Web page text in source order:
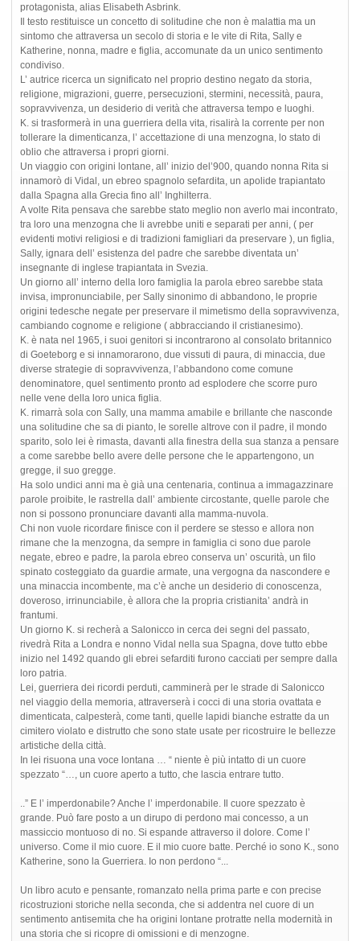
protagonista, alias Elisabeth Asbrink.
Il testo restituisce un concetto di solitudine che non è malattia ma un
sintomo che attraversa un secolo di storia e le vite di Rita, Sally e
Katherine, nonna, madre e figlia, accomunate da un unico sentimento
condiviso.
L’ autrice ricerca un significato nel proprio destino negato da storia,
religione, migrazioni, guerre, persecuzioni, stermini, necessità, paura,
sopravvivenza, un desiderio di verità che attraversa tempo e luoghi.
K. si trasformerà in una guerriera della vita, risalirà la corrente per non
tollerare la dimenticanza, l’ accettazione di una menzogna, lo stato di
oblio che attraversa i propri giorni.
Un viaggio con origini lontane, all’ inizio del’900, quando nonna Rita si
innamorò di Vidal, un ebreo spagnolo sefardita, un apolide trapiantato
dalla Spagna alla Grecia fino all’ Inghilterra.
A volte Rita pensava che sarebbe stato meglio non averlo mai incontrato,
tra loro una menzogna che li avrebbe uniti e separati per anni, ( per
evidenti motivi religiosi e di tradizioni famigliari da preservare ), un figlia,
Sally, ignara dell’ esistenza del padre che sarebbe diventata un’
insegnante di inglese trapiantata in Svezia.
Un giorno all’ interno della loro famiglia la parola ebreo sarebbe stata
invisa, impronunciabile, per Sally sinonimo di abbandono, le proprie
origini tedesche negate per preservare il mimetismo della sopravvivenza,
cambiando cognome e religione ( abbracciando il cristianesimo).
K. è nata nel 1965, i suoi genitori si incontrarono al consolato britannico
di Goeteborg e si innamorarono, due vissuti di paura, di minaccia, due
diverse strategie di sopravvivenza, l’abbandono come comune
denominatore, quel sentimento pronto ad esplodere che scorre puro
nelle vene della loro unica figlia.
K. rimarrà sola con Sally, una mamma amabile e brillante che nasconde
una solitudine che sa di pianto, le sorelle altrove con il padre, il mondo
sparito, solo lei è rimasta, davanti alla finestra della sua stanza a pensare
a come sarebbe bello avere delle persone che le appartengono, un
gregge, il suo gregge.
Ha solo undici anni ma è già una centenaria, continua a immagazzinare
parole proibite, le rastrella dall’ ambiente circostante, quelle parole che
non si possono pronunciare davanti alla mamma-nuvola.
Chi non vuole ricordare finisce con il perdere se stesso e allora non
rimane che la menzogna, da sempre in famiglia ci sono due parole
negate, ebreo e padre, la parola ebreo conserva un’ oscurità, un filo
spinato costeggiato da guardie armate, una vergogna da nascondere e
una minaccia incombente, ma c’è anche un desiderio di conoscenza,
doveroso, irrinunciabile, è allora che la propria cristianita’ andrà in
frantumi.
Un giorno K. si recherà a Salonicco in cerca dei segni del passato,
rivedrà Rita a Londra e nonno Vidal nella sua Spagna, dove tutto ebbe
inizio nel 1492 quando gli ebrei sefarditi furono cacciati per sempre dalla
loro patria.
Lei, guerriera dei ricordi perduti, camminerà per le strade di Salonicco
nel viaggio della memoria, attraverserà i cocci di una storia ovattata e
dimenticata, calpesterà, come tanti, quelle lapidi bianche estratte da un
cimitero violato e distrutto che sono state usate per ricostruire le bellezze
artistiche della città.
In lei risuona una voce lontana … “ niente è più intatto di un cuore
spezzato “…, un cuore aperto a tutto, che lascia entrare tutto.
..” E l’ imperdonabile? Anche l’ imperdonabile. Il cuore spezzato è
grande. Può fare posto a un dirupo di perdono mai concesso, a un
massiccio montuoso di no. Si espande attraverso il dolore. Come l’
universo. Come il mio cuore. E il mio cuore batte. Perché io sono K., sono
Katherine, sono la Guerriera. Io non perdono “...
Un libro acuto e pensante, romanzato nella prima parte e con precise
ricostruzioni storiche nella seconda, che si addentra nel cuore di un
sentimento antisemita che ha origini lontane protratte nella modernità in
una storia che si ricopre di omissioni e di menzogne.